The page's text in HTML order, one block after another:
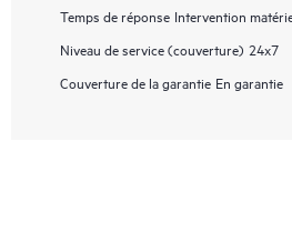
Temps de réponse Intervention
Niveau de service (couverture) 24x7
Couverture de la garantie En garantie